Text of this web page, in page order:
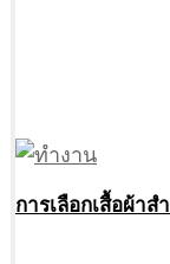
การเลือกเสื้อผ้า